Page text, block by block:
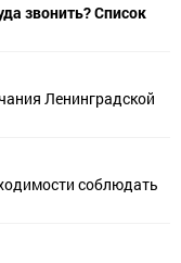
звонить? Список
Ленинградской
соблюдать